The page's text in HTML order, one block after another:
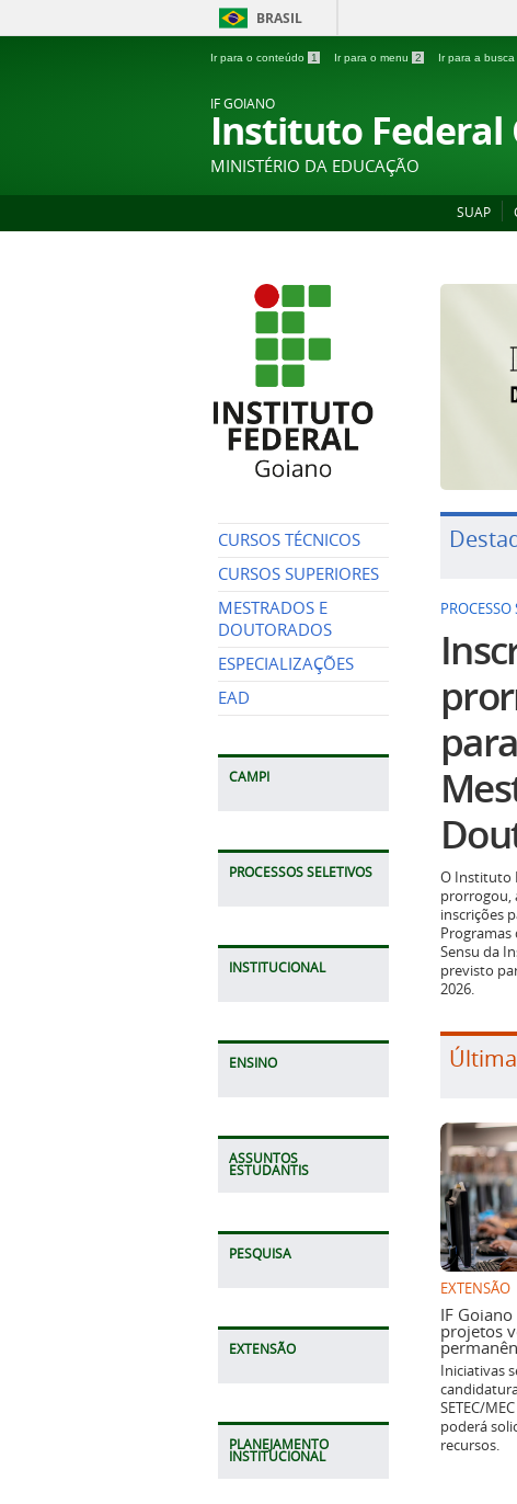
BRASIL
Ir para o conteúdo 1 Ir para o menu 2 Ir para a busca
IF GOIANO
Instituto Federal
MINISTÉRIO DA EDUCAÇÃO
SUAP
CURSOS TÉCNICOS
CURSOS SUPERIORES
MESTRADOS E
DOUTORADOS
ESPECIALIZAÇÕES
EAD
CAMPI
PROCESSOS SELETIVOS
INSTITUCIONAL
ENSINO
ASSUNTOS
ESTUDANTIS
PESQUISA
EXTENSÃO
PLANEJAMENTO
INSTITUCIONAL
PROCESSO
para
O Instituto
prorrogou,
inscrições
Programas
Sensu da
previsto
2026.
EXTENSÃO
IF
projetos
Iniciativas
SETEC/
poderá
recursos.